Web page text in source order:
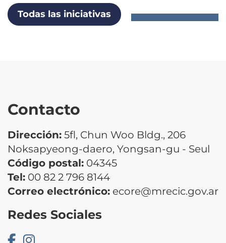
Todas las iniciativas
Contacto
Dirección: 5fl, Chun Woo Bldg., 206
Noksapyeong-daero, Yongsan-gu - Seul
Código postal: 04345
Tel: 00 82 2 796 8144
Correo electrónico: ecore@mrecic.gov.ar
Redes Sociales